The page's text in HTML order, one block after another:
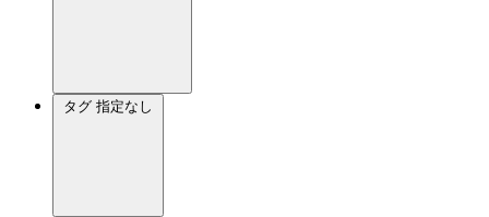
タグ 指定なし